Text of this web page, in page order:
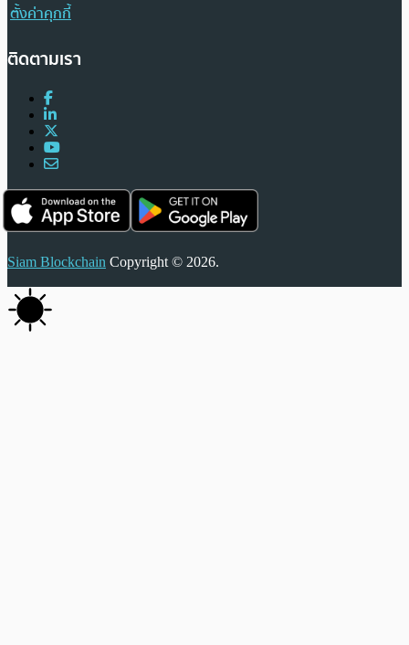
ตั้งค่าคุกกี้
ติดตามเรา
Siam Blockchain Copyright © 2026.